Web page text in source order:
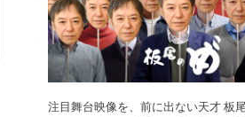
注目舞台映像を、前に出ない天才 板